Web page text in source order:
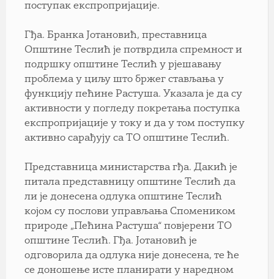
поступак експропријације.
Гђа. Бранка Јотановић, преставница
Општине Теслић је потврдила спремност и
подршку општине Теслић у рјешавању
проблема у циљу што бржег стављања у
функцију пећине Растуша. Указала је да су
активности у погледу покретања поступка
експропријације у току и да у том поступку
активно сарађују са ТО општине Теслић.
Представница министарства гђа. Дакић је
питала представницу општине Теслић да
ли је донесена одлука општине Теслић
којом су послови управљања Спомеником
природе „Пећина Растуша“ повјерени ТО
општине Теслић. Гђа. Јотановић је
одговорила да одлука није донесена, те ће
се доношење исте планирати у наредном